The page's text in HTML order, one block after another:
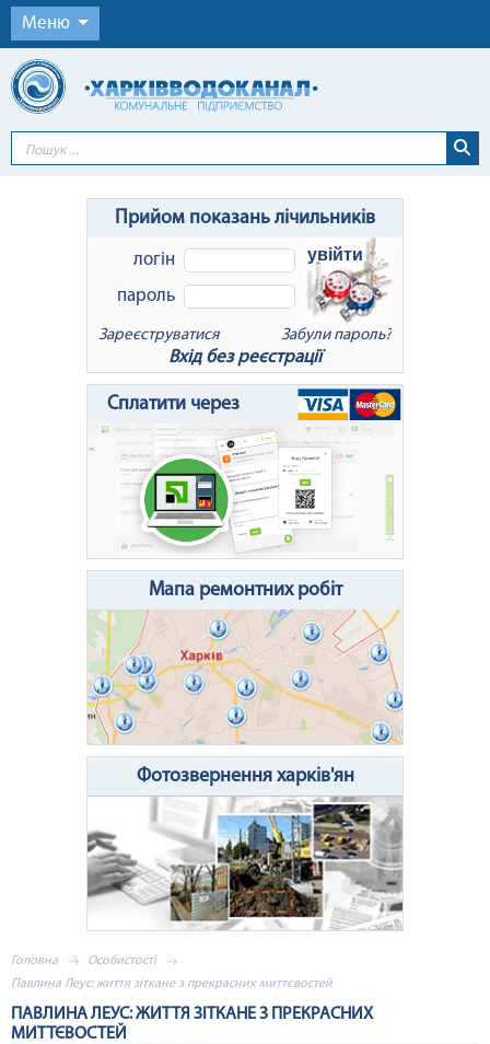
Меню
Прийом показань лічильників
логін
пароль
увійти
Зареєструватися Забули пароль?
Вхід без реєстрації
Відновлення пароля x
Для відновлення пароля введіть Ваш
логін або e-mail:
Очистити поле Надіслати
Сплатити через
Мапа ремонтних робіт
Фотозвернення харків'ян
Головна
Особистості
Павлина Леус: життя зіткане з прекрасних миттєвостей
ПАВЛИНА ЛЕУС: ЖИТТЯ ЗІТКАНЕ З ПРЕКРАСНИХ
МИТТЄВОСТЕЙ